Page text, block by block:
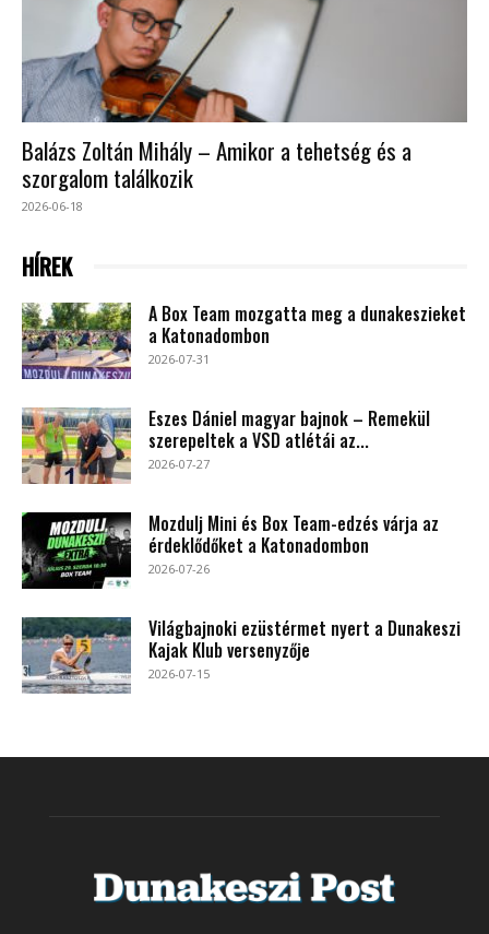
Balázs Zoltán Mihály – Amikor a tehetség és a
szorgalom találkozik
2026-06-18
HÍREK
A Box Team mozgatta meg a dunakeszieket
a Katonadombon
2026-07-31
Eszes Dániel magyar bajnok – Remekül
szerepeltek a VSD atlétái az...
2026-07-27
Mozdulj Mini és Box Team-edzés várja az
érdeklődőket a Katonadombon
2026-07-26
Világbajnoki ezüstérmet nyert a Dunakeszi
Kajak Klub versenyzője
2026-07-15